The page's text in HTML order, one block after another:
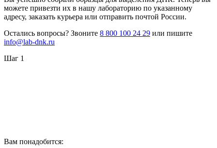
можете привезти их в нашу лабораторию по указанному
адресу, заказать курьера или отправить почтой России.
Остались вопросы? Звоните 8 800 100 24 29 или пишите
info@lab-dnk.ru
Шаг 1
Вам понадобится: